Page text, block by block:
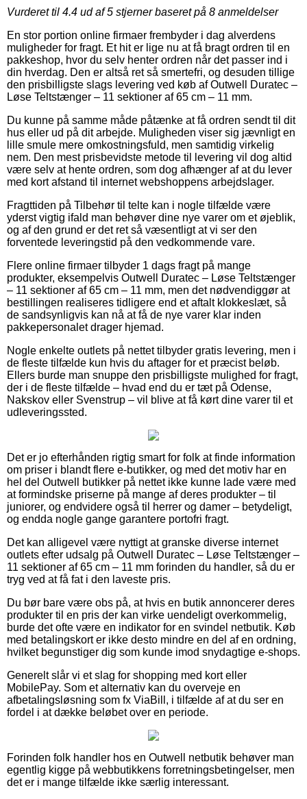
Vurderet til 4.4 ud af 5 stjerner baseret på 8 anmeldelser
En stor portion online firmaer frembyder i dag alverdens
muligheder for fragt. Et hit er lige nu at få bragt ordren til en
pakkeshop, hvor du selv henter ordren når det passer ind i
din hverdag. Den er altså ret så smertefri, og desuden tillige
den prisbilligste slags levering ved køb af Outwell Duratec –
Løse Teltstænger – 11 sektioner af 65 cm – 11 mm.
Du kunne på samme måde påtænke at få ordren sendt til dit
hus eller ud på dit arbejde. Muligheden viser sig jævnligt en
lille smule mere omkostningsfuld, men samtidig virkelig
nem. Den mest prisbevidste metode til levering vil dog altid
være selv at hente ordren, som dog afhænger af at du lever
med kort afstand til internet webshoppens arbejdslager.
Fragttiden på Tilbehør til telte kan i nogle tilfælde være
yderst vigtig ifald man behøver dine nye varer om et øjeblik,
og af den grund er det ret så væsentligt at vi ser den
forventede leveringstid på den vedkommende vare.
Flere online firmaer tilbyder 1 dags fragt på mange
produkter, eksempelvis Outwell Duratec – Løse Teltstænger
– 11 sektioner af 65 cm – 11 mm, men det nødvendiggør at
bestillingen realiseres tidligere end et aftalt klokkeslæt, så
de sandsynligvis kan nå at få de nye varer klar inden
pakkepersonalet drager hjemad.
Nogle enkelte outlets på nettet tilbyder gratis levering, men i
de fleste tilfælde kun hvis du aftager for et præcist beløb.
Ellers burde man snuppe den prisbilligste mulighed for fragt,
der i de fleste tilfælde – hvad end du er tæt på Odense,
Nakskov eller Svenstrup – vil blive at få kørt dine varer til et
udleveringssted.
Det er jo efterhånden rigtig smart for folk at finde information
om priser i blandt flere e-butikker, og med det motiv har en
hel del Outwell butikker på nettet ikke kunne lade være med
at formindske priserne på mange af deres produkter – til
juniorer, og endvidere også til herrer og damer – betydeligt,
og endda nogle gange garantere portofri fragt.
Det kan alligevel være nyttigt at granske diverse internet
outlets efter udsalg på Outwell Duratec – Løse Teltstænger –
11 sektioner af 65 cm – 11 mm forinden du handler, så du er
tryg ved at få fat i den laveste pris.
Du bør bare være obs på, at hvis en butik annoncerer deres
produkter til en pris der kan virke uendeligt overkommelig,
burde det ofte være en indikator for en svindel netbutik. Køb
med betalingskort er ikke desto mindre en del af en ordning,
hvilket begunstiger dig som kunde imod snydagtige e-shops.
Generelt slår vi et slag for shopping med kort eller
MobilePay. Som et alternativ kan du overveje en
afbetalingsløsning som fx ViaBill, i tilfælde af at du ser en
fordel i at dække beløbet over en periode.
Forinden folk handler hos en Outwell netbutik behøver man
egentlig kigge på webbutikkens forretningsbetingelser, men
det er i mange tilfælde ikke særlig interessant.